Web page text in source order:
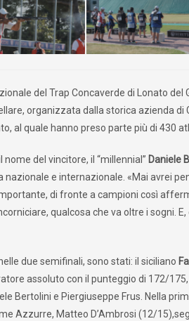
del Trap Concaverde di Lonato
organizzata dalla storica azienda
al quale hanno preso parte più di 430
del vincitore, il “millennial” Daniele
e internazionale. «Mai avrei
di fronte a campioni così
qualcosa che va oltre i sogni.
due semifinali, sono stati: il siciliano
assoluto con il punteggio di 172/
Bertolini e Piergiuseppe Frus. Nella
Azzurre, Matteo D’Ambrosi (12/